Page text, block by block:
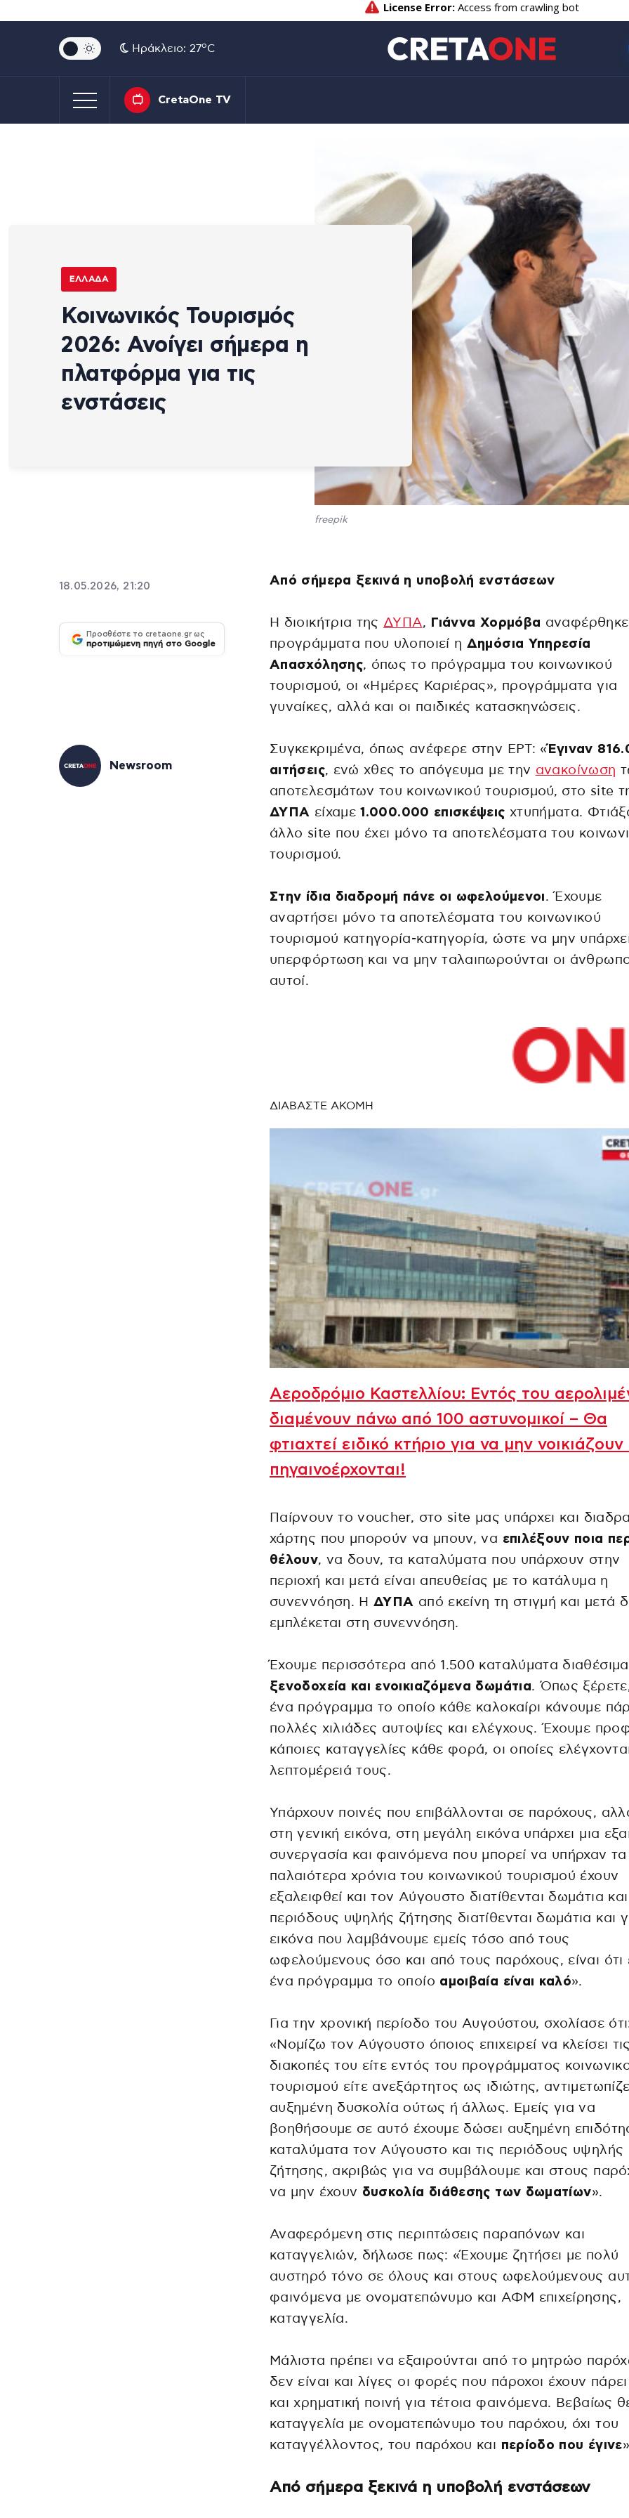
Ηράκλειο: 27oC
CretaOne TV
ΕΛΛΆΔΑ
Κοινωνικός Τουρισμός
2026: Ανοίγει σήμερα η
πλατφόρμα για τις
ενστάσεις
freepik
18.05.2026, 21:20
Προσθέστε το cretaone.gr ως
προτιμώμενη πηγή στο Google
Newsroom
Από σήμερα ξεκινά η υποβολή ενστάσεων
H διοικήτρια τηςΔΥΠΑ, Γιάννα Χορμόβα
προγράμματα που υλοποιεί η Δημόσια Υπηρεσία
Απασχόλησης, όπως το πρόγραμμα του κοινωνικού
τουρισμού, οι «Ημέρες Καριέρας», προγράμματα για
γυναίκες, αλλά και οι παιδικές κατασκηνώσεις.
Συγκεκριμένα, όπως ανέφερε στην ΕΡΤ: «Έγιναν
αιτήσεις, ενώ χθες το απόγευμα με την ανακοίνωση
αποτελεσμάτων του κοινωνικού τουρισμού, στο site
ΔΥΠΑ είχαμε1.000.000 επισκέψεις χτυπήματα.
άλλο site που έχει μόνο τα αποτελέσματα του
τουρισμού.
Στην ίδια διαδρομή πάνε οι ωφελούμενοι. Έχουμε
αναρτήσει μόνο τα αποτελέσματα του κοινωνικού
τουρισμού κατηγορία-κατηγορία, ώστε να μην
υπερφόρτωση και να μην ταλαιπωρούνται οι
αυτοί.
ΔΙΑΒΑΣΤΕ ΑΚΟΜΗ
Αεροδρόμιο Καστελλίου: Εντός του
διαμένουν πάνω από 100 αστυνομικοί – Θα
φτιαχτεί ειδικό κτήριο για να μην
πηγαινοέρχονται!
Παίρνουν το voucher, στο site μας υπάρχει και
χάρτης που μπορούν να μπουν, να επιλέξουν ποια
θέλουν, να δουν, τα καταλύματα που υπάρχουν στην
περιοχή και μετά είναι απευθείας με το κατάλυμα η
συνεννόηση. ΗΔΥΠΑ από εκείνη τη στιγμή και μετά
εμπλέκεται στη συνεννόηση.
Έχουμε περισσότερα από 1.500 καταλύματα
ξενοδοχεία και ενοικιαζόμενα δωμάτια. Όπως ξέρετε,
ένα πρόγραμμα το οποίο κάθε καλοκαίρι κάνουμε
πολλές χιλιάδες αυτοψίες και ελέγχους. Έχουμε
κάποιες καταγγελίες κάθε φορά, οι οποίες
λεπτομέρειά τους.
Υπάρχουν ποινές που επιβάλλονται σε παρόχους,
στη γενική εικόνα, στη μεγάλη εικόνα υπάρχει μια
συνεργασία και φαινόμενα που μπορεί να υπήρχαν τα
παλαιότερα χρόνια του κοινωνικού τουρισμού έχουν
εξαλειφθεί και τον Αύγουστο διατίθενται δωμάτια
περιόδους υψηλής ζήτησης διατίθενται δωμάτια και
εικόνα που λαμβάνουμε εμείς τόσο από τους
ωφελούμενους όσο και από τους παρόχους, είναι ότι
ένα πρόγραμμα το οποίο αμοιβαία είναι καλό».
Για την χρονική περίοδο του Αυγούστου, σχολίασε
«Νομίζω τον Αύγουστο όποιος επιχειρεί να κλείσει
διακοπές του είτε εντός του προγράμματος
τουρισμού είτε ανεξάρτητος ως ιδιώτης,
αυξημένη δυσκολία ούτως ή άλλως. Εμείς για να
βοηθήσουμε σε αυτό έχουμε δώσει αυξημένη
καταλύματα τον Αύγουστο και τις περιόδους υψηλής
ζήτησης, ακριβώς για να συμβάλουμε και στους
να μην έχουν δυσκολία διάθεσης των δωματίων».
Αναφερόμενη στις περιπτώσεις παραπόνων και
καταγγελιών, δήλωσε πως: «Έχουμε ζητήσει με πολύ
αυστηρό τόνο σε όλους και στους ωφελούμενους
φαινόμενα με ονοματεπώνυμο και ΑΦΜ επιχείρησης,
καταγγελία.
Μάλιστα πρέπει να εξαιρούνται από το μητρώο
δεν είναι και λίγες οι φορές που πάροχοι έχουν
και χρηματική ποινή για τέτοια φαινόμενα. Βεβαίως
καταγγελία με ονοματεπώνυμο του παρόχου, όχι του
καταγγέλλοντος, του παρόχου και περίοδο που έγινε
Από σήμερα ξεκινά η υποβολή ενστάσεων